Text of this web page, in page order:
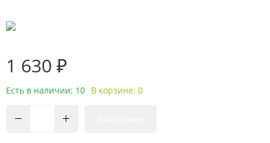
1 630 ₽
Есть в наличии: 10 В корзине: 0